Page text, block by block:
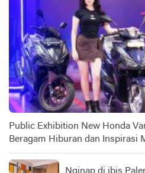
Public Exhibition New Honda
Beragam Hiburan dan Inspirasi